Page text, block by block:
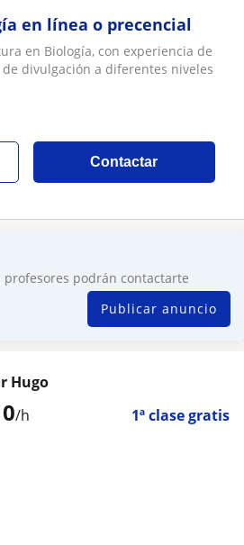
en línea o precencial
en Biología, con experiencia de
divulgación a diferentes niveles
Contactar
podrán contactarte
Publicar anuncio
/h 1ª clase gratis
Hugo